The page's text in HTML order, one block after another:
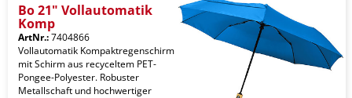
Bo 21" Vollautomatik
Komp
ArtNr.:7404866
Vollautomatik Kompaktregenschirm
mit Schirm aus recyceltem PET-
Pongee-Polyester. Robuster
Metallschaft und hochwertiger